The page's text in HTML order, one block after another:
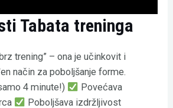
Tabata treninga
trening” – ona je učinkovit i
način za poboljšanje forme.
4 minute!)
Povećava
Poboljšava izdržljivost